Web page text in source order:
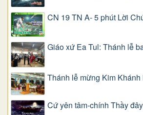
CN 19 TN A- 5 phút Lời
Giáo xứ Ea Tul: Thánh lễ
Thánh lễ mừng Kim Khánh
Cứ yên tâm-chính Thầy